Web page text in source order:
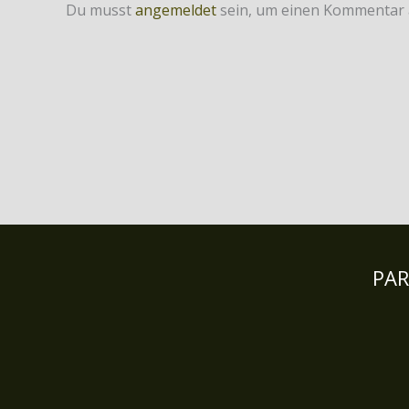
Du musstangemeldet sein, um einen Kommentar